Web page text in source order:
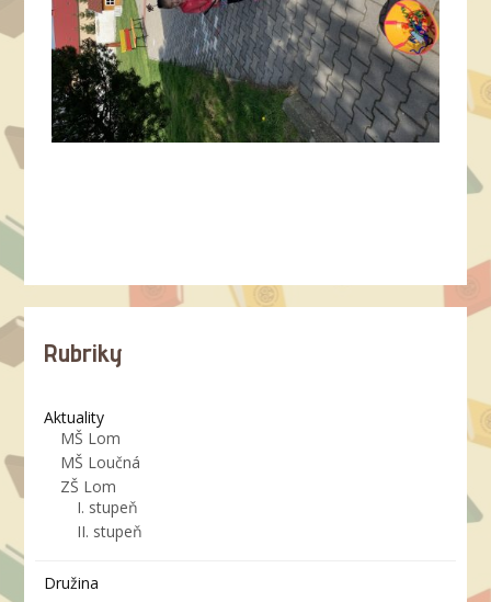
Rubriky
Aktuality
MŠ Lom
MŠ Loučná
ZŠ Lom
I. stupeň
II. stupeň
Družina